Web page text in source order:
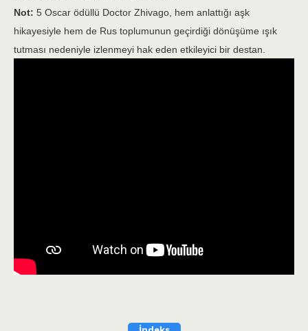
Not: 5 Oscar ödüllü Doctor Zhivago, hem anlattığı aşk
hikayesiyle hem de Rus toplumunun geçirdiği dönüşüme ışık
tutması nedeniyle izlenmeyi hak eden etkileyici bir destan.